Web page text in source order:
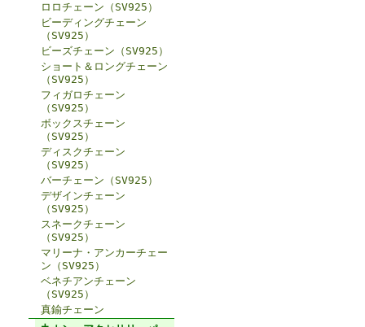
ロロチェーン（SV925）
ビーディングチェーン
（SV925）
ビーズチェーン（SV925）
ショート＆ロングチェーン
（SV925）
フィガロチェーン
（SV925）
ボックスチェーン
（SV925）
ディスクチェーン
（SV925）
バーチェーン（SV925）
デザインチェーン
（SV925）
スネークチェーン
（SV925）
マリーナ・アンカーチェー
ン（SV925）
ベネチアンチェーン
（SV925）
真鍮チェーン